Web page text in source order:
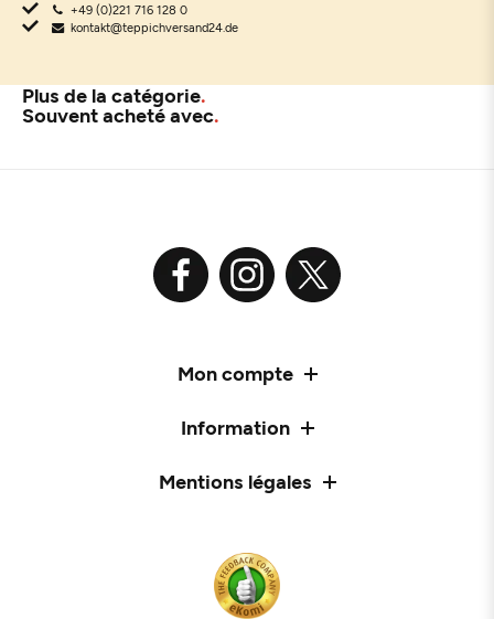
+49 (0)221 716 128 0
kontakt@teppichversand24.de
Plus de la catégorie
Souvent acheté avec
Mon compte
Information
Mentions légales